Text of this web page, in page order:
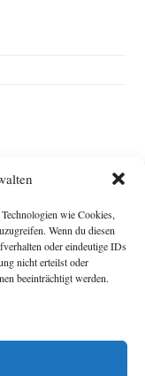
wie Cookies,
Wenn du diesen
oder eindeutige IDs
nicht erteilst oder
beeinträchtigt werden.
Impressum
Michael Baden,
Diese Webseite stellt